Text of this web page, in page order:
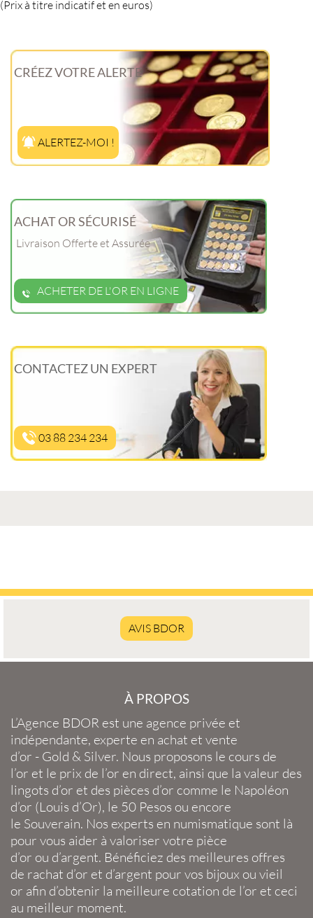
(Prix à titre indicatif et en euros)
CRÉEZ VOTRE ALERTE
ALERTEZ-MOI !
ACHAT OR SÉCURISÉ
Livraison Offerte et Assurée
ACHETER DE L'OR EN LIGNE
CONTACTEZ UN EXPERT
03 88 234 234
AVIS BDOR
À PROPOS
L’Agence BDOR est une agence privée et
indépendante, experte en achat et vente
d’or - Gold & Silver. Nous proposons le cours de
l’or et le prix de l’or en direct, ainsi que la valeur des
lingots d’or et des pièces d’or comme le Napoléon
d’or (Louis d’Or), le 50 Pesos ou encore
le Souverain. Nos experts en numismatique sont là
pour vous aider à valoriser votre pièce
d’or ou d’argent. Bénéficiez des meilleures offres
de rachat d’or et d’argent pour vos bijoux ou vieil
or afin d’obtenir la meilleure cotation de l’or et ceci
au meilleur moment.